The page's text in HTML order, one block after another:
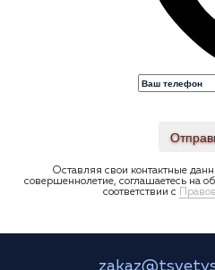
Оставляя свои контактные
совершеннолетие, соглашаетесь на
соответствии с